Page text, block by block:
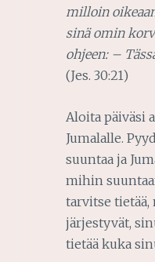
milloin
sinä omin
ohjeen: –
(Jes. 30:21)
Aloita päiväsi
Jumalalle.
suuntaa ja
mihin
tarvitse tietää,
järjestyvät,
tietää kuka